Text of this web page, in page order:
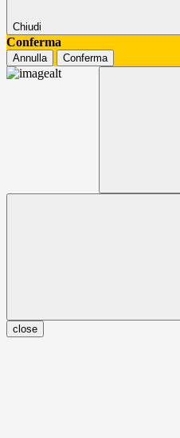
Chiudi
Conferma
Annulla Conferma
close